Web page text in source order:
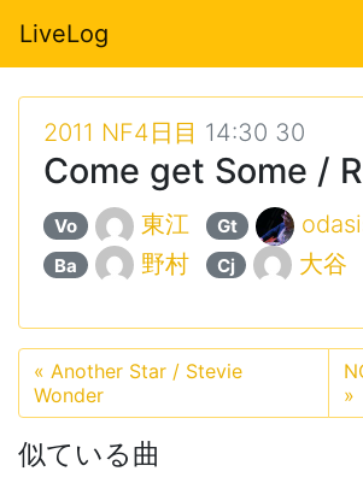
LiveLog
2011 NF4日目 14:30 30
Come get Some /
Vo 東江 Gt
Ba 野村 Cj 大谷
« Another Star / Stevie
Wonder
»
似ている曲